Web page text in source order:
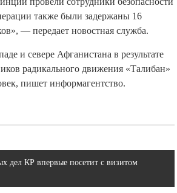
также были задержаны 16
— передает новостная служба.
и севере Афганистана в результате
радикального движения «Талибан»
пишет информагентство.
дел КР впервые посетит с визитом